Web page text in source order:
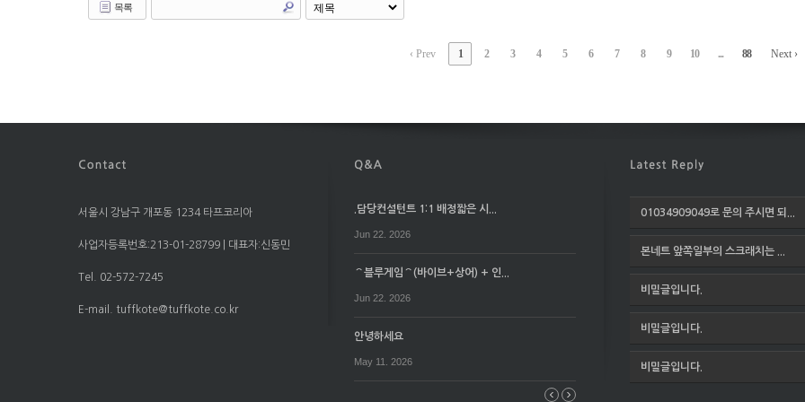
목록
‹ Prev 1 2 3 4 5 6 7 8 9 10 ... 88 Next ›
서울시 강남구 개포동 1234 타프코리아
사업자등록번호:213-01-28799 | 대표자:신동민
Tel. 02-572-7245
E-mail. tuffkote@tuffkote.co.kr
.담당컨설턴트 1:1 배정짧은 시...
Jun 22. 2026
⌒블루게임⌒(바이브+상어) + 인...
Jun 22. 2026
안녕하세요
May 11. 2026
01034909049로 문의 주시면 되...
본네트 앞쪽일부의 스크래치는 ...
비밀글입니다.
비밀글입니다.
비밀글입니다.